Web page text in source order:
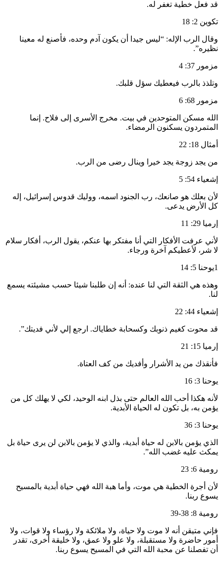
قد فعل خطية تغفر له.
تكوين 2: 18
وقال الرب الإله: “ليس جيدا أن يكون آدم وحده، فأصنع له معينا
نظيره”.
مزمور 37: 4
وتلذذ بالرب فيعطيك سؤل قلبك.
مزمور 68: 6
الله مسكن المتوحدين في بيت. مخرج الأسرى إلى فلاح. إنما
المتمردون يسكنون الرمضاء.
أمثال 18: 22
من يجد زوجة يجد خيرا وينال رضى من الرب.
إشعياء 54: 5
لأن بعلك هو صانعك، رب الجنود اسمه، ووليك قدوس إسرائيل، إله
كل الأرض يدعى.
إرميا 29: 11
لأني عرفت الأفكار التي أنا مفتكر بها عنكم، يقول الرب، أفكار سلام
لا شر، لأعطيكم آخرة ورجاء.
1يوحنا 5: 14
وهذه هي الثقة التي لنا عنده: أنه إن طلبنا شيئا حسب مشيئته يسمع
لنا.
إشعياء 44: 22
قد محوت كغيم ذنوبك وكسحابة خطاياك. ارجع إلي لأني فديتك”.
إرميا 15: 21
فأنقذك من يد الأشرار وأفديك من كف العتاة.
يوحنا 3: 16
لأنه هكذا أحب الله العالم حتى بذل ابنه الوحيد، لكي لا يهلك كل من
يؤمن به، بل تكون له الحياة الأبدية.
يوحنا 3: 36
الذي يؤمن بالابن له حياة أبدية، والذي لا يؤمن بالابن لن يرى حياة بل
يمكث عليه غضب الله”.
رومية 6: 23
لأن أجرة الخطية هي موت، وأما هبة الله فهي حياة أبدية بالمسيح
يسوع ربنا.
رومية 8: 38-39
فإني متيقن أنه لا موت ولا حياة، ولا ملائكة ولا رؤساء ولا قوات، ولا
أمور حاضرة ولا مستقبلة، ولا علو ولا عمق، ولا خليقة أخرى، تقدر
أن تفصلنا عن محبة الله التي في المسيح يسوع ربنا.